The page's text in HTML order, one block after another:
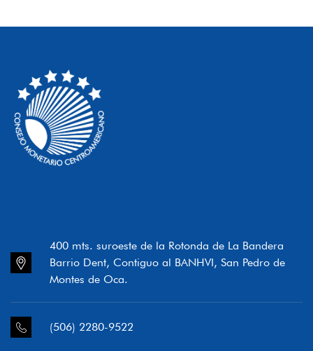
400 mts. suroeste de la Rotonda de La Bandera
Barrio Dent, Contiguo al BANHVI, San Pedro de
Montes de Oca.
(506) 2280-9522